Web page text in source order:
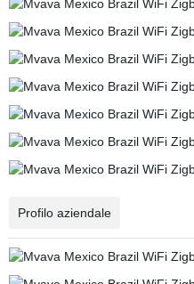
Profilo aziendale